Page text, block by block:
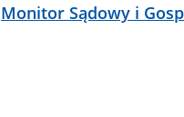
Monitor Sądowy i